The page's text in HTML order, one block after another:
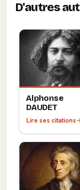
D'autres
Alphonse
DAUDET
Lire ses citations